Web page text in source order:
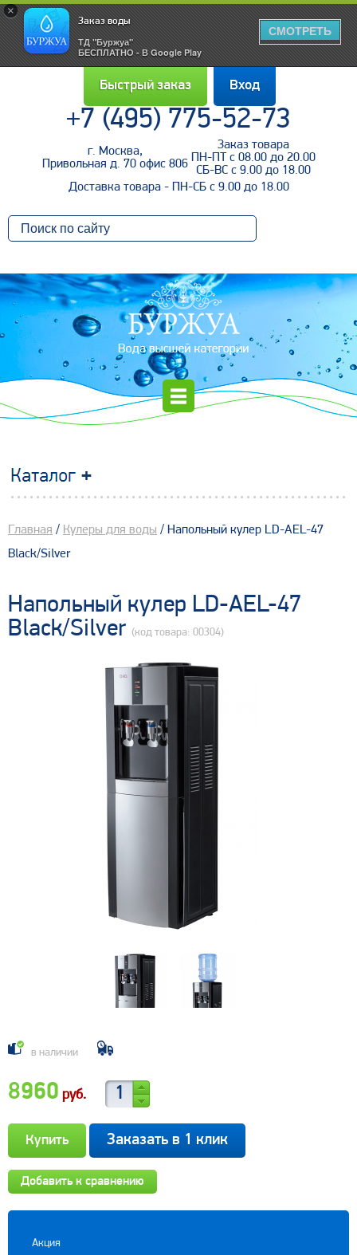
×
Заказ воды
ТД "Буржуа"
БЕСПЛАТНО - В Google Play
СМОТРЕТЬ
Войти
Напомнить пароль Регистрация
Быстрый заказ Вход
+7 (495) 775-52-73
г. Москва,
Привольная д. 70 офис 806
Заказ товара
ПН-ПТ с 08.00 до 20.00
СБ-ВС с 9.00 до 18.00
Доставка товара - ПН-СБ с 9.00 до 18.00
Главная / Кулеры для воды / Напольный кулер LD-AEL-47
Black/Silver
Напольный кулер LD-AEL-47
Black/Silver (код товара: 00304)
в наличии
8960 руб.
Заказать в 1 клик
Добавить к сравнению
Акция